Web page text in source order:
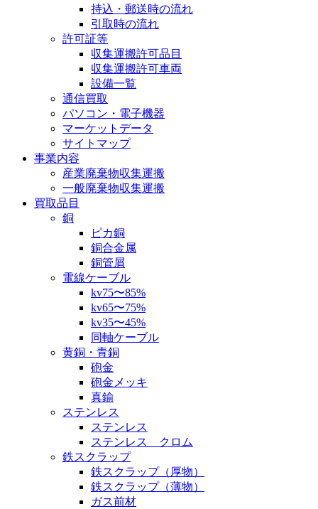
持込・郵送時の流れ
引取時の流れ
許可証等
収集運搬許可品目
収集運搬許可車両
設備一覧
通信買取
パソコン・電子機器
マーケットデータ
サイトマップ
事業内容
産業廃棄物収集運搬
一般廃棄物収集運搬
買取品目
銅
ピカ銅
銅合金属
銅管屑
電線ケーブル
kv75〜85%
kv65〜75%
kv35〜45%
同軸ケーブル
黄銅・青銅
砲金
砲金メッキ
真鍮
ステンレス
ステンレス
ステンレス クロム
鉄スクラップ
鉄スクラップ（厚物）
鉄スクラップ（薄物）
ガス前材